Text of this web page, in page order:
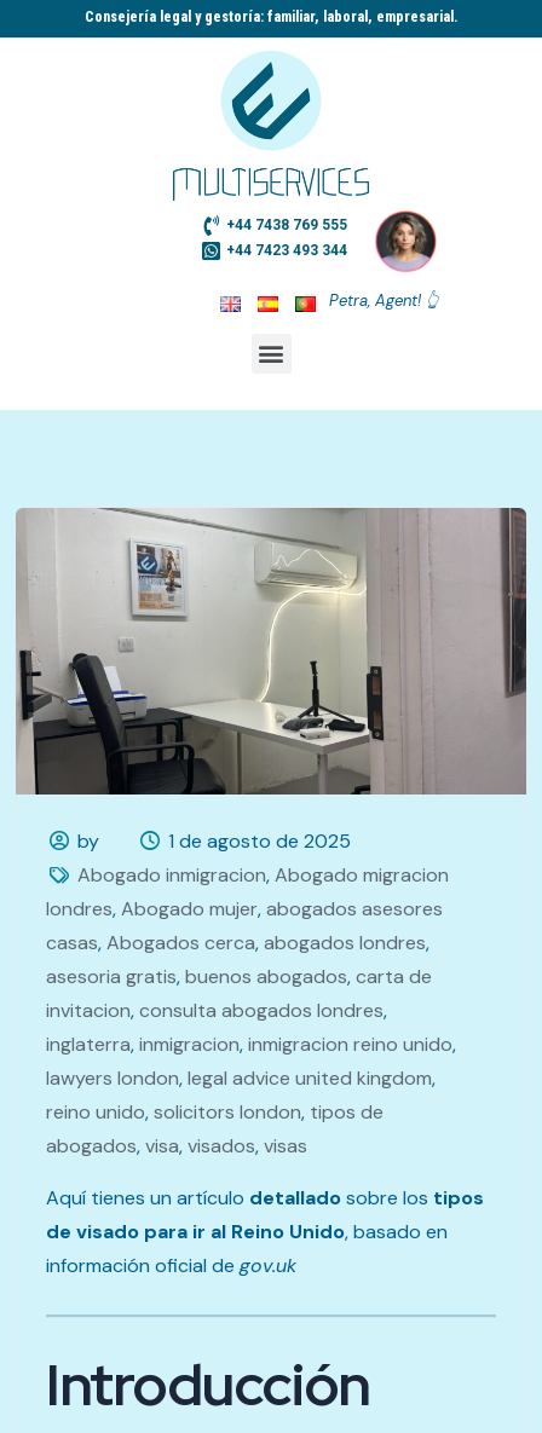
Consejería legal y gestoría: familiar, laboral, empresarial.​
+44 7438 769 555
+44 7423 493 344
Petra, Agent! 👆
by
1 de agosto de 2025
Abogado inmigracion,Abogado migracion
londres,Abogado mujer,abogados asesores
casas,Abogados cerca,abogados londres,
asesoria gratis,buenos abogados,carta de
invitacion,consulta abogados londres,
inglaterra,inmigracion,inmigracion reino unido,
lawyers london,legal advice united kingdom,
reino unido,solicitors london, tipos de
abogados,visa,visados,visas
Aquí tienes un artículo detalladosobre los tipos
de visado para ir al Reino Unido, basado en
información oficial de gov.uk
Introducción